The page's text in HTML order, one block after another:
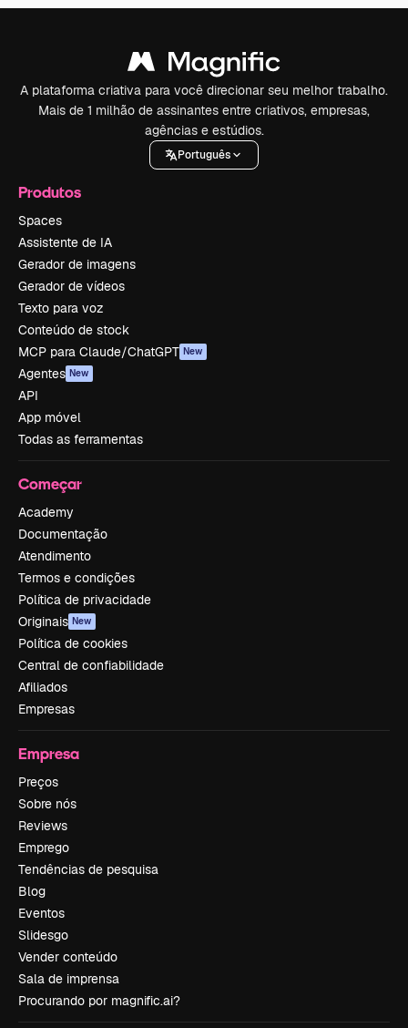
A plataforma criativa para você direcionar seu melhor trabalho.
Mais de 1 milhão de assinantes entre criativos, empresas,
agências e estúdios.
Português
Produtos
Spaces
Assistente de IA
Gerador de imagens
Gerador de vídeos
Texto para voz
Conteúdo de stock
MCP para Claude/ChatGPT New
Agentes New
API
App móvel
Todas as ferramentas
Começar
Academy
Documentação
Atendimento
Termos e condições
Política de privacidade
Originais New
Política de cookies
Central de confiabilidade
Afiliados
Empresas
Empresa
Preços
Sobre nós
Reviews
Emprego
Tendências de pesquisa
Blog
Eventos
Slidesgo
Vender conteúdo
Sala de imprensa
Procurando por magnific.ai?